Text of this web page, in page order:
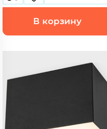
В корзину